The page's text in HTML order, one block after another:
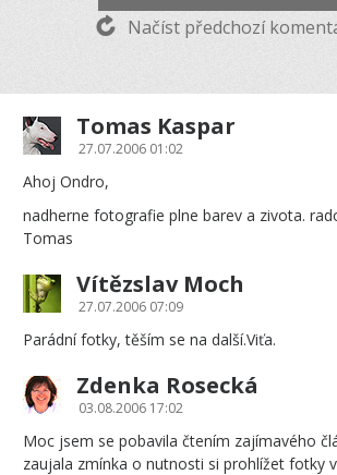
Načíst předchozí
Tomas Kaspar
27.07.2006 01:02
Ahoj Ondro,
nadherne fotografie plne barev a zivota.
Tomas
Vítězslav Moch
27.07.2006 07:09
Parádní fotky, těším se na další.Viťa.
Zdenka Rosecká
03.08.2006 17:02
Moc jsem se pobavila čtením zajímavého
zaujala zmínka o nutnosti si prohlížet fotky